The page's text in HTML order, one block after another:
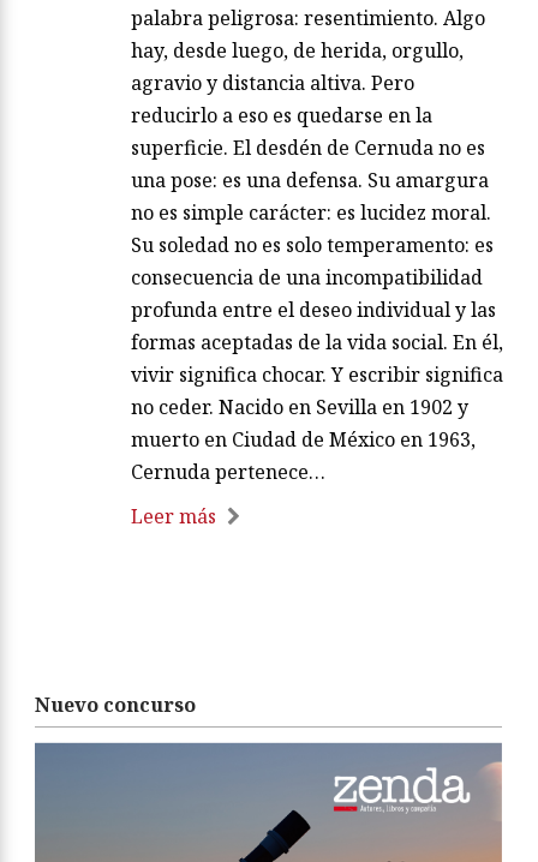
palabra peligrosa: resentimiento. Algo
hay, desde luego, de herida, orgullo,
agravio y distancia altiva. Pero
reducirlo a eso es quedarse en la
superficie. El desdén de Cernuda no es
una pose: es una defensa. Su amargura
no es simple carácter: es lucidez moral.
Su soledad no es solo temperamento: es
consecuencia de una incompatibilidad
profunda entre el deseo individual y las
formas aceptadas de la vida social. En él,
vivir significa chocar. Y escribir significa
no ceder. Nacido en Sevilla en 1902 y
muerto en Ciudad de México en 1963,
Cernuda pertenece…
Leer más
Nuevo concurso